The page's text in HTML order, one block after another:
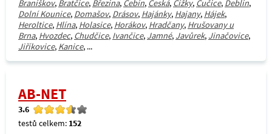
Braníškov, Bratčice, Březina, Čebín, Česká, Čížky, Čučice, Deblín,
Dolní Kounice, Domašov, Drásov, Hajánky, Hajany, Hájek,
Heroltice, Hlína, Holasice, Horákov, Hradčany, Hrušovany u
Brna, Hvozdec, Chudčice, Ivančice, Jamné, Javůrek, Jinačovice,
Jiříkovice, Kanice, ...
AB-NET
3.6
testů celkem: 152